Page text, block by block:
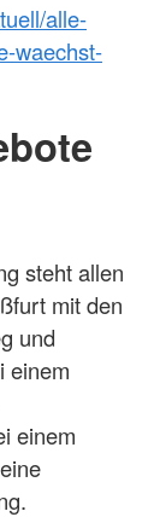
alle-
waechst-
steht allen
mit den
und
einem
einem